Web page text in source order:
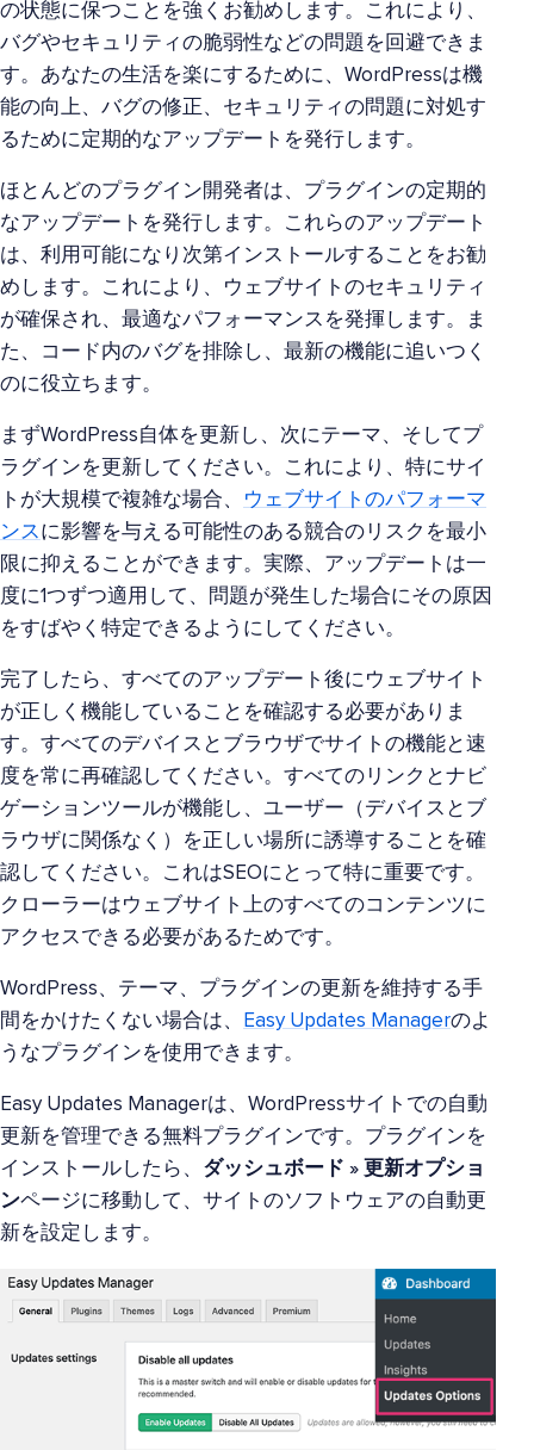
の状態に保つことを強くお勧めします。これにより、
バグやセキュリティの脆弱性などの問題を回避できま
す。あなたの生活を楽にするために、WordPressは機
能の向上、バグの修正、セキュリティの問題に対処す
るために定期的なアップデートを発行します。
ほとんどのプラグイン開発者は、プラグインの定期的
なアップデートを発行します。これらのアップデート
は、利用可能になり次第インストールすることをお勧
めします。これにより、ウェブサイトのセキュリティ
が確保され、最適なパフォーマンスを発揮します。ま
た、コード内のバグを排除し、最新の機能に追いつく
のに役立ちます。
まずWordPress自体を更新し、次にテーマ、そしてプ
ラグインを更新してください。これにより、特にサイ
トが大規模で複雑な場合、
ウェブサイトのパフォーマ
ンスに影響を与える可能性のある競合のリスクを最小
限に抑えることができます。実際、アップデートは一
度に1つずつ適用して、問題が発生した場合にその原因
をすばやく特定できるようにしてください。
完了したら、すべてのアップデート後にウェブサイト
が正しく機能していることを確認する必要がありま
す。すべてのデバイスとブラウザでサイトの機能と速
度を常に再確認してください。すべてのリンクとナビ
ゲーションツールが機能し、ユーザー（デバイスとブ
ラウザに関係なく）を正しい場所に誘導することを確
認してください。これはSEOにとって特に重要です。
クローラーはウェブサイト上のすべてのコンテンツに
アクセスできる必要があるためです。
WordPress、テーマ、プラグインの更新を維持する手
間をかけたくない場合は、
Easy Updates Managerのよ
うなプラグインを使用できます。
Easy Updates Managerは、WordPressサイトでの自動
更新を管理できる無料プラグインです。プラグインを
インストールしたら、 ダッシュボード » 更新オプショ
ンページに移動して、サイトのソフトウェアの自動更
新を設定します。